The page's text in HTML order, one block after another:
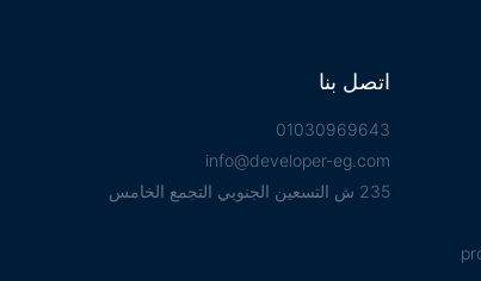
اتصل بنا
01030969643
info@developer-eg.com
235 ش التسعين الجنوبي التجمع الخامس